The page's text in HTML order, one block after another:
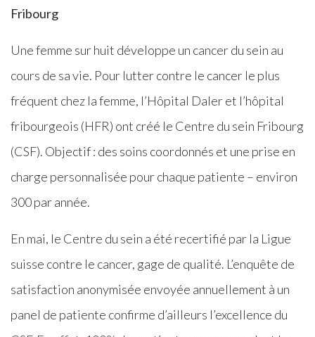
Fribourg
Une femme sur huit développe un cancer du sein au
cours de sa vie. Pour lutter contre le cancer le plus
fréquent chez la femme, l’Hôpital Daler et l’hôpital
fribourgeois (HFR) ont créé le Centre du sein Fribourg
(CSF). Objectif : des soins coordonnés et une prise en
charge personnalisée pour chaque patiente – environ
300 par année.
En mai, le Centre du sein a été recertifié par la Ligue
suisse contre le cancer, gage de qualité. L’enquête de
satisfaction anonymisée envoyée annuellement à un
panel de patiente confirme d’ailleurs l’excellence du